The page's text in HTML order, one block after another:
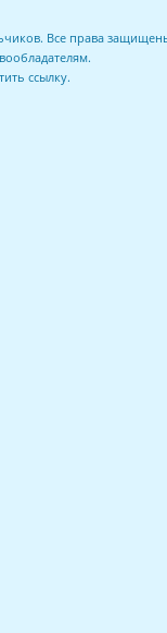
Все права
ссылку.